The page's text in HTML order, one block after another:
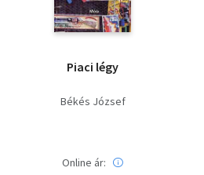
Piaci légy
Békés József
Online ár: